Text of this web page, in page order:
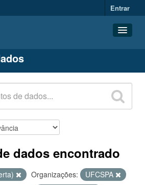
Entrar
dados encontrado
Organizações:
UFCSPA